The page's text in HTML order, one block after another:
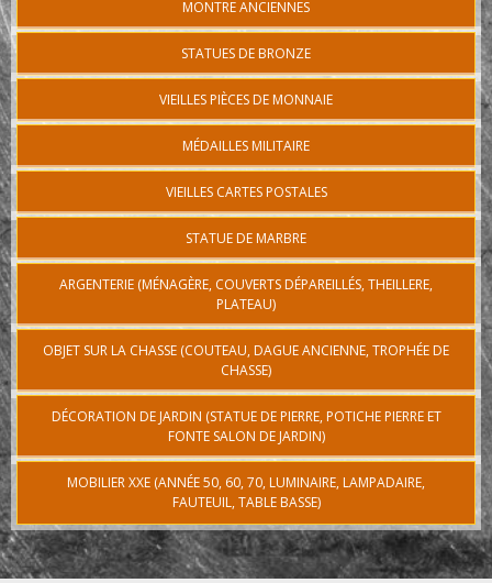
MONTRE ANCIENNES
STATUES DE BRONZE
VIEILLES PIÈCES DE MONNAIE
MÉDAILLES MILITAIRE
VIEILLES CARTES POSTALES
STATUE DE MARBRE
ARGENTERIE (MÉNAGÈRE, COUVERTS DÉPAREILLÉS, THEILLERE,
PLATEAU)
OBJET SUR LA CHASSE (COUTEAU, DAGUE ANCIENNE, TROPHÉE DE
CHASSE)
DÉCORATION DE JARDIN (STATUE DE PIERRE, POTICHE PIERRE ET
FONTE SALON DE JARDIN)
MOBILIER XXE (ANNÉE 50, 60, 70, LUMINAIRE, LAMPADAIRE,
FAUTEUIL, TABLE BASSE)